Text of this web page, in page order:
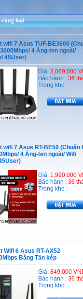
loại
wifi 7 Asus TUF-BE3600
4 Ăng-ten ngoài/
45User)
Giá: 3,069,000
Bảo hành : 36
Trong kho :
wifi 7 Asus RT-BE50 (Chuẩn
4 Ăng-ten ngoài/ Wifi
Giá: 1,990,000
Bảo hành : 36
Trong kho :
Wifi 6 Asus RT-AX52
Băng Tần kép
Giá: 849,000
Bảo hành : 36
Trong kho :